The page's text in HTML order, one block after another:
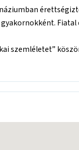
szemléletet”